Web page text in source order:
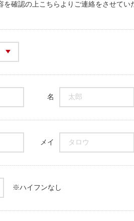
確認の上こちらよりご連絡をさせてい
名 太郎
メイ タロウ
※ハイフンなし